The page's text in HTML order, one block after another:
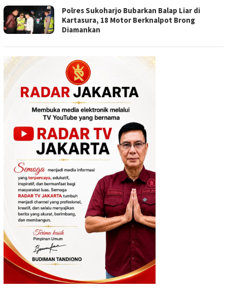
Polres Sukoharjo Bubarkan Balap Liar di
Kartasura, 18 Motor Berknalpot Brong
Diamankan